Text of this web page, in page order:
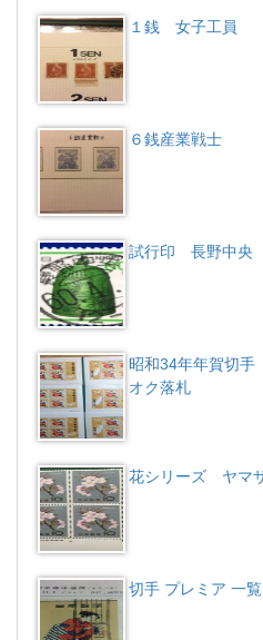
１銭 女子工員
６銭産業戦士
試行印 長野中央
昭和34年年賀切
オク落札
花シリーズ ヤマ
切手 プレミア 一